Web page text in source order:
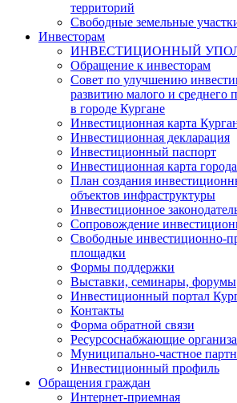
территорий
Свободные земельные
Инвесторам
ИНВЕСТИЦИОННЫЙ
Обращение к инвесторам
Совет по улучшению
развитию малого и среднего
в городе Кургане
Инвестиционная карта
Инвестиционная декларация
Инвестиционный паспорт
Инвестиционная карта
План создания
объектов инфраструктуры
Инвестиционное
Сопровождение
Свободные инвестиционно-
площадки
Формы поддержки
Выставки, семинары, форумы
Инвестиционный портал
Контакты
Форма обратной связи
Ресурсоснабжающие
Муниципально-частное
Инвестиционный профиль
Обращения граждан
Интернет-приемная